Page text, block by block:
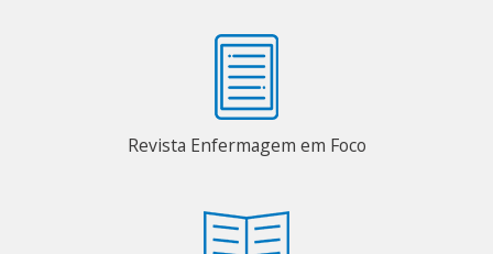
Revista Enfermagem em Foco